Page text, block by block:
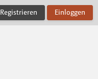
Registrieren Einloggen